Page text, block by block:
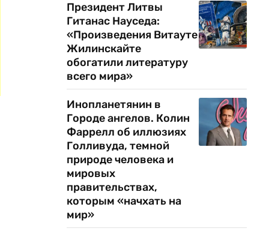
Президент Литвы
Гитанас Науседа:
«Произведения Витауте
Жилинскайте
обогатили литературу
всего мира»
Инопланетянин в
Городе ангелов. Колин
Фаррелл об иллюзиях
Голливуда, темной
природе человека и
мировых
правительствах,
которым «начхать на
мир»